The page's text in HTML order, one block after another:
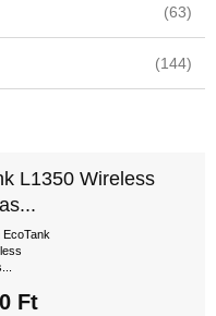
(63)
(144)
L1350 Wireless
Ft